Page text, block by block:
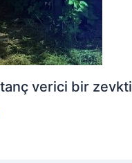
verici bir zevkti